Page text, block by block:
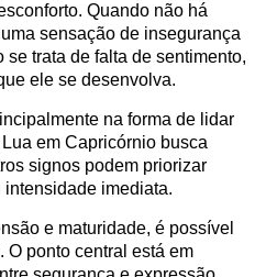
Quando não há
sensação de insegurança
trata de falta de sentimento,
ele se desenvolva.
na forma de lidar
em Capricórnio busca
signos podem priorizar
imediata.
e maturidade, é possível
ponto central está em